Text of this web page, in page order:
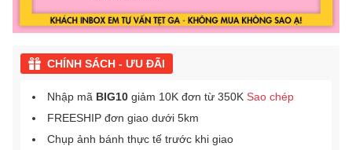
CHÍNH SÁCH - ƯU ĐÃI
Nhập mã BIG10 giảm 10K đơn từ 350K Sao chép
FREESHIP đơn giao dưới 5km
Chụp ảnh bánh thực tế trước khi giao